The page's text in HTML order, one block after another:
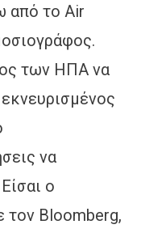
από το Air
των ΗΠΑ να
να
ο
τον Bloomberg,